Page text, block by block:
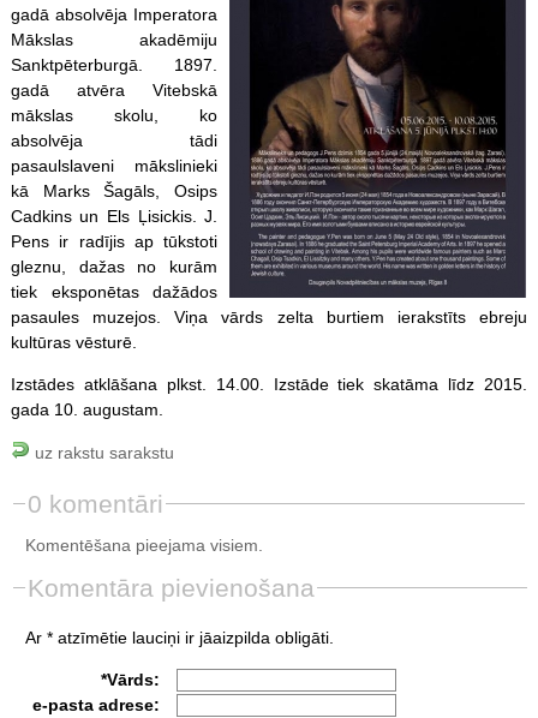
gadā absolvēja Imperatora
Mākslas akadēmiju
Sanktpēterburgā. 1897.
gadā atvēra Vitebskā
mākslas skolu, ko
absolvēja tādi
pasaulslaveni mākslinieki
kā Marks Šagāls, Osips
Cadkins un Els Ļisickis. J.
Pens ir radījis ap tūkstoti
gleznu, dažas no kurām
tiek eksponētas dažādos
pasaules muzejos. Viņa vārds zelta burtiem ierakstīts ebreju
kultūras vēsturē.
Izstādes atklāšana plkst. 14.00. Izstāde tiek skatāma līdz 2015.
gada 10. augustam.
uz rakstu sarakstu
0 komentāri
Komentēšana pieejama visiem.
Komentāra pievienošana
Ar * atzīmētie lauciņi ir jāaizpilda obligāti.
*Vārds:
e-pasta adrese: